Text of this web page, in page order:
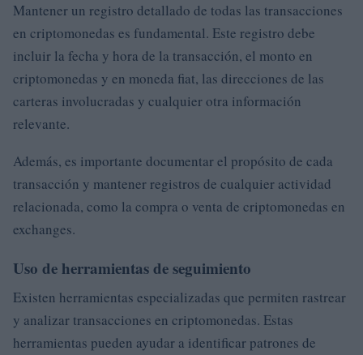
Mantener un registro detallado de todas las transacciones
en criptomonedas es fundamental. Este registro debe
incluir la fecha y hora de la transacción, el monto en
criptomonedas y en moneda fiat, las direcciones de las
carteras involucradas y cualquier otra información
relevante.
Además, es importante documentar el propósito de cada
transacción y mantener registros de cualquier actividad
relacionada, como la compra o venta de criptomonedas en
exchanges.
Uso de herramientas de seguimiento
Existen herramientas especializadas que permiten rastrear
y analizar transacciones en criptomonedas. Estas
herramientas pueden ayudar a identificar patrones de